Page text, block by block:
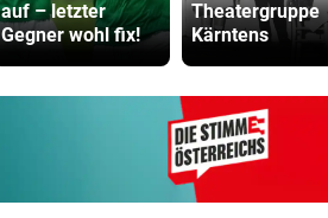
auf – letzter
Gegner wohl fix!
Theatergruppe
Kärntens